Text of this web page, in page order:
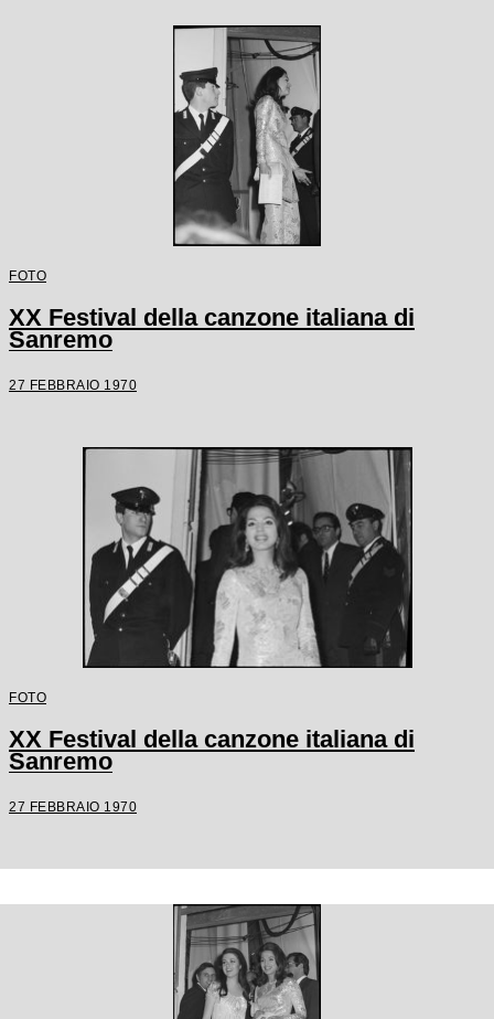
FOTO
XX Festival della canzone italiana di
Sanremo
27 FEBBRAIO 1970
FOTO
XX Festival della canzone italiana di
Sanremo
27 FEBBRAIO 1970